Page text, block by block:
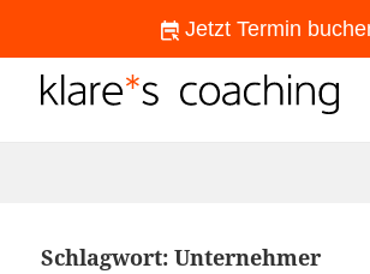
Jetzt Termin
Schlagwort:Unternehmer